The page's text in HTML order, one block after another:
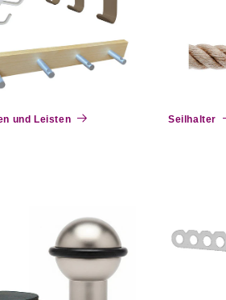
und Leisten Seilhalter